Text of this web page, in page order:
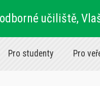
učiliště,
Pro studenty Pro